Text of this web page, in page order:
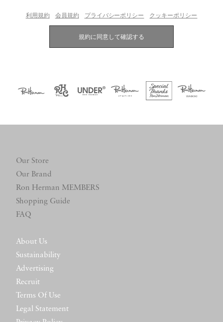
利用規約 会員規約 プライバシーポリシー クッキーポリシー
Our Store
Our Brand
Ron Herman MEMBERS
Shopping Guide
FAQ
About Us
Sustainability
Advertising
Recruit
Terms Of Use
Legal Statement